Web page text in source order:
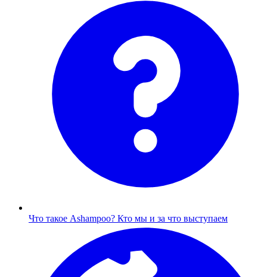
Что такое Ashampoo? Кто мы и за что выступаем